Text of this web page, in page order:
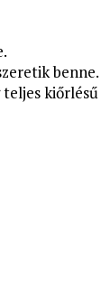
benne.
kiőrlésű